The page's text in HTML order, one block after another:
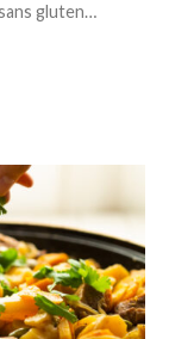
gluten…